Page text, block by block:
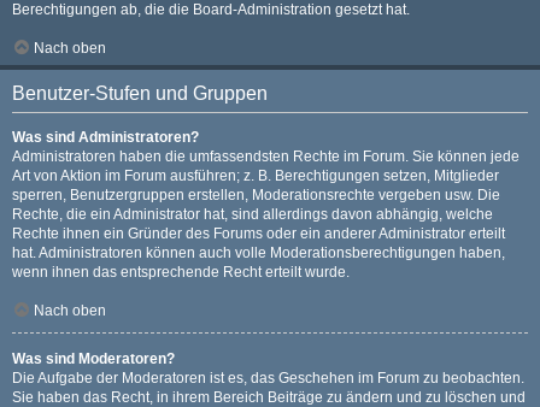
Berechtigungen ab, die die Board-Administration gesetzt hat.
Nach oben
Benutzer-Stufen und Gruppen
Was sind Administratoren?
Administratoren haben die umfassendsten Rechte im Forum. Sie können jede
Art von Aktion im Forum ausführen; z. B. Berechtigungen setzen, Mitglieder
sperren, Benutzergruppen erstellen, Moderationsrechte vergeben usw. Die
Rechte, die ein Administrator hat, sind allerdings davon abhängig, welche
Rechte ihnen ein Gründer des Forums oder ein anderer Administrator erteilt
hat. Administratoren können auch volle Moderationsberechtigungen haben,
wenn ihnen das entsprechende Recht erteilt wurde.
Nach oben
Was sind Moderatoren?
Die Aufgabe der Moderatoren ist es, das Geschehen im Forum zu beobachten.
Sie haben das Recht, in ihrem Bereich Beiträge zu ändern und zu löschen und